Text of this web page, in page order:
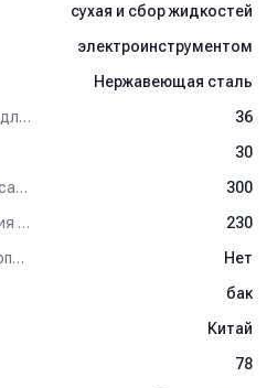
сухая и сбор жидкостей
электроинструментом
Нержавеющая сталь
Номинальный диаметр принадлежностей (мм)
36
30
Рабочая ширина основной насадки (мм)
300
Разрежение / сила всасывания (мбар)
230
Рамная тележка с функцией опрокидывания бака
Нет
бак
Китай
78